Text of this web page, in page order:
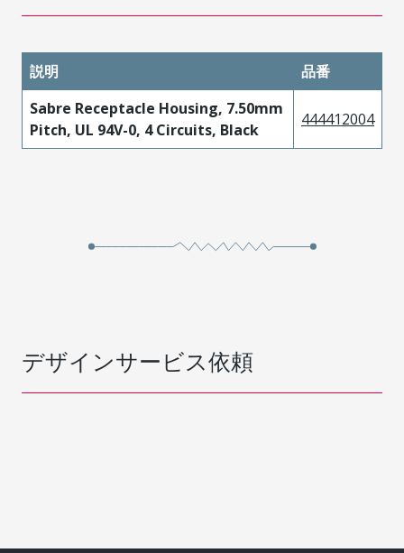
説明
品番
Sabre Receptacle Housing, 7.50mm
Pitch, UL 94V-0, 4 Circuits, Black
444412004
デザインサービス依頼